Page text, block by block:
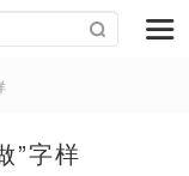
”字样